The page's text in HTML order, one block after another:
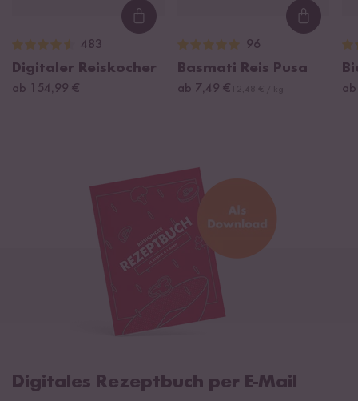
Loading...
483
Digitaler Reiskocher
ab 154,99 €
96
Basmati Reis Pusa
ab 7,49 €
Digitales Rezeptbuch per E-Mail